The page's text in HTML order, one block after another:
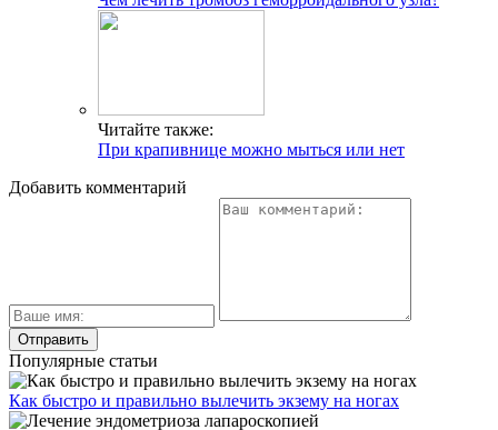
Читайте также:
При крапивнице можно мыться или нет
Добавить комментарий
Популярные статьи
Как быстро и правильно вылечить экзему на ногах